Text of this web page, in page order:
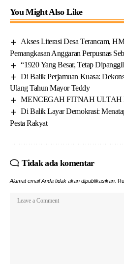
You Might Also Like
Akses Literasi Desa Terancam,
Pemangkasan Anggaran Perpusnas
“1920 Yang Besar, Tetap
Di Balik Perjamuan Kuasa:
Ulang Tahun Mayor Teddy
MENCEGAH FITNAH
Di Balik Layar Demokrasi:
Pesta Rakyat
Tidak ada komentar
Alamat email Anda tidak akan dipublikasikan.